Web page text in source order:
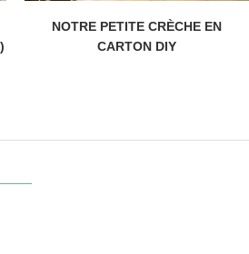
NOTRE PETITE CRÈCHE EN
CARTON DIY